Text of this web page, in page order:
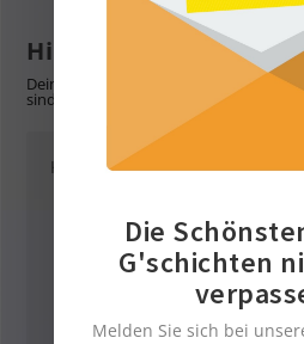
Hinterlasse eine
Deine E-Mail-Adresse wird nicht
sind mit
Die
G'schichten
Melden Sie sich bei